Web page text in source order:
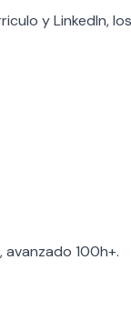
y LinkedIn,
100h+.